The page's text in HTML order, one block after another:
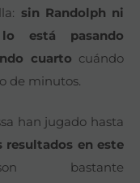
sin Randolph ni
está pasando
cuarto cuándo
de minutos.
han jugado hasta
resultados en este
bastante